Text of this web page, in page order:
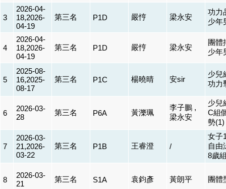
3
2026-04-
18,2026-
04-19
第三名 P1D 嚴悙 梁永安
功力
少年
4
2026-04-
18,2026-
04-19
第三名 P1D 嚴悙 梁永安
團體
少年
5
2025-08-
16,2025-
08-17
第三名 P1C 楊曉晴 安sir
少兒
功力
6
2026-03-
28
第三名 P6A 黃濼珮
李子鵬 ,
梁永安
少兒
C組
勢(1)
7
2026-03-
21,2026-
03-22
第三名 P1B 王睿澄 /
女子
自由
8歲
8
2026-03-
21
第三名 S1A 袁鈞彥 黃朗平 團體